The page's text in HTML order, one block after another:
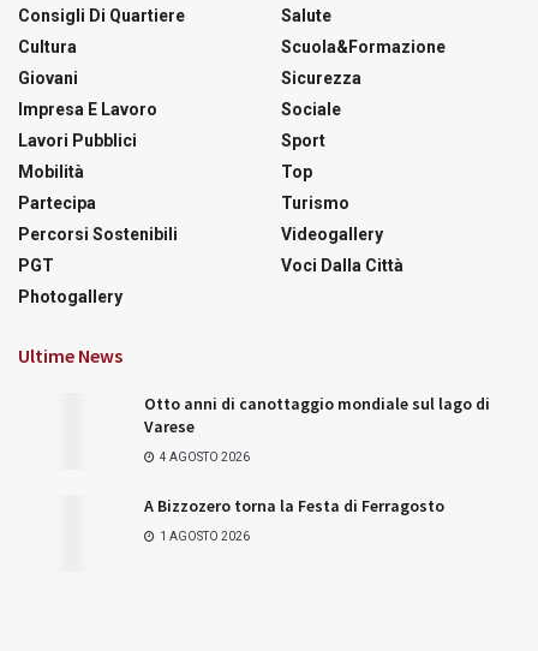
Consigli Di Quartiere
Cultura
Giovani
Impresa E Lavoro
Lavori Pubblici
Mobilità
Partecipa
Percorsi Sostenibili
PGT
Photogallery
Salute
Scuola&Formazione
Sicurezza
Sociale
Sport
Top
Turismo
Videogallery
Voci Dalla Città
Ultime News
Otto anni di canottaggio mondiale sul lago di
Varese
4 AGOSTO 2026
A Bizzozero torna la Festa di Ferragosto
1 AGOSTO 2026